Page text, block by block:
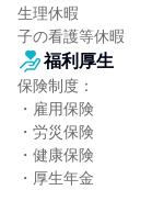
生理休暇
子の看護等休暇
福利厚生
保険制度：
・雇用保険
・労災保険
・健康保険
・厚生年金